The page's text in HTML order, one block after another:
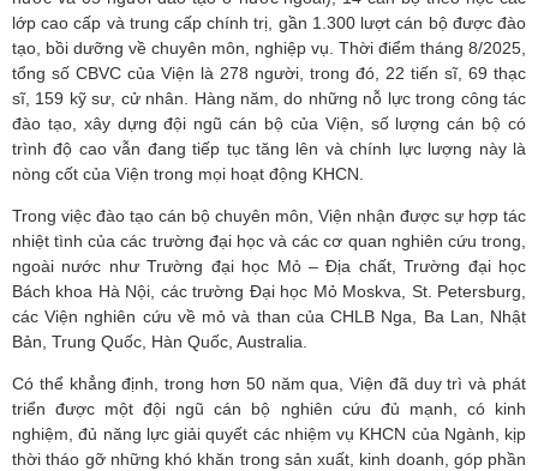
lớp cao cấp và trung cấp chính trị, gần 1.300 lượt cán bộ được đào
tạo, bồi dưỡng về chuyên môn, nghiệp vụ. Thời điểm tháng 8/2025,
tổng số CBVC của Viện là 278 người, trong đó, 22 tiến sĩ, 69 thạc
sĩ, 159 kỹ sư, cử nhân. Hàng năm, do những nỗ lực trong công tác
đào tạo, xây dựng đội ngũ cán bộ của Viện, số lượng cán bộ có
trình độ cao vẫn đang tiếp tục tăng lên và chính lực lượng này là
nòng cốt của Viện trong mọi hoạt động KHCN.
Trong việc đào tạo cán bộ chuyên môn, Viện nhận được sự hợp tác
nhiệt tình của các trường đại học và các cơ quan nghiên cứu trong,
ngoài nước như Trường đại học Mỏ – Địa chất, Trường đại học
Bách khoa Hà Nội, các trường Đại học Mỏ Moskva, St. Petersburg,
các Viện nghiên cứu về mỏ và than của CHLB Nga, Ba Lan, Nhật
Bản, Trung Quốc, Hàn Quốc, Australia.
Có thể khẳng định, trong hơn 50 năm qua, Viện đã duy trì và phát
triển được một đội ngũ cán bộ nghiên cứu đủ mạnh, có kinh
nghiệm, đủ năng lực giải quyết các nhiệm vụ KHCN của Ngành, kịp
thời tháo gỡ những khó khăn trong sản xuất, kinh doanh, góp phần